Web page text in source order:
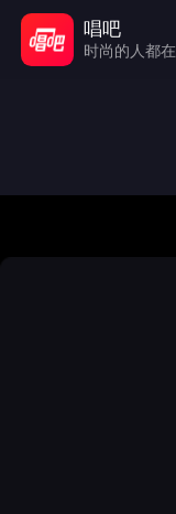
唱吧
时尚的人都